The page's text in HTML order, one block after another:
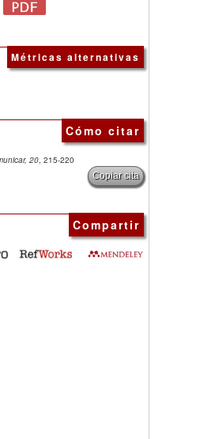
Métricas alternativas
Cómo citar
20, 215-220
Copiar cita
Compartir